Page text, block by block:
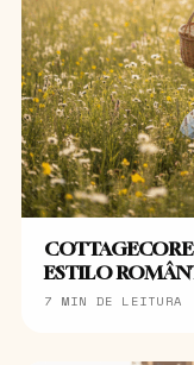
ESTILO
7 MIN DE LEITURA